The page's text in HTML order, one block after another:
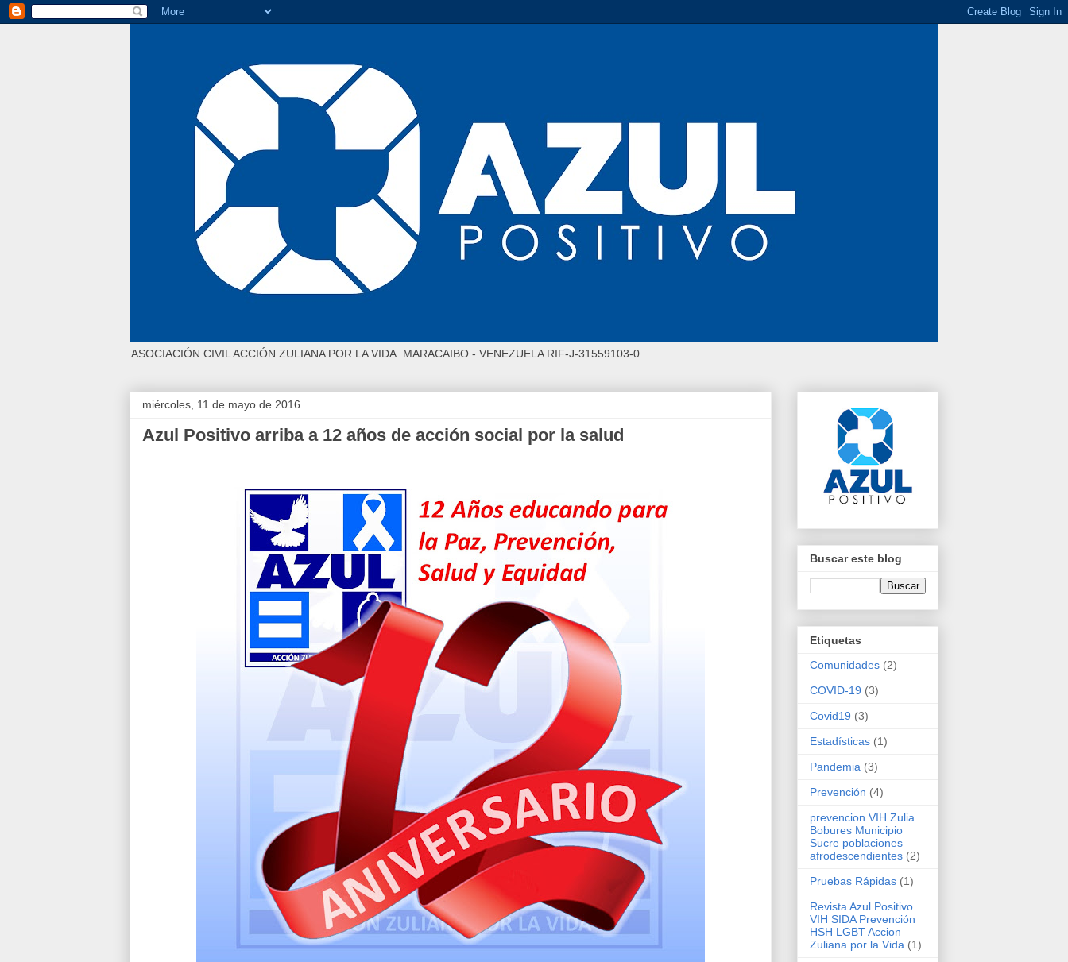
ASOCIACIÓN CIVIL ACCIÓN ZULIANA POR LA VIDA. MARACAIBO - VENEZUELA RIF-J-31559103-0
miércoles, 11 de mayo de 2016
Azul Positivo arriba a 12 años de acción social por la salud
Buscar este blog
Etiquetas
Comunidades (2)
COVID-19 (3)
Covid19 (3)
Estadísticas (1)
Pandemia (3)
Prevención (4)
prevencion VIH Zulia
Bobures Municipio
Sucre poblaciones
afrodescendientes (2)
Pruebas Rápidas (1)
Revista Azul Positivo
VIH SIDA Prevención
HSH LGBT Accion
Zuliana por la Vida (1)